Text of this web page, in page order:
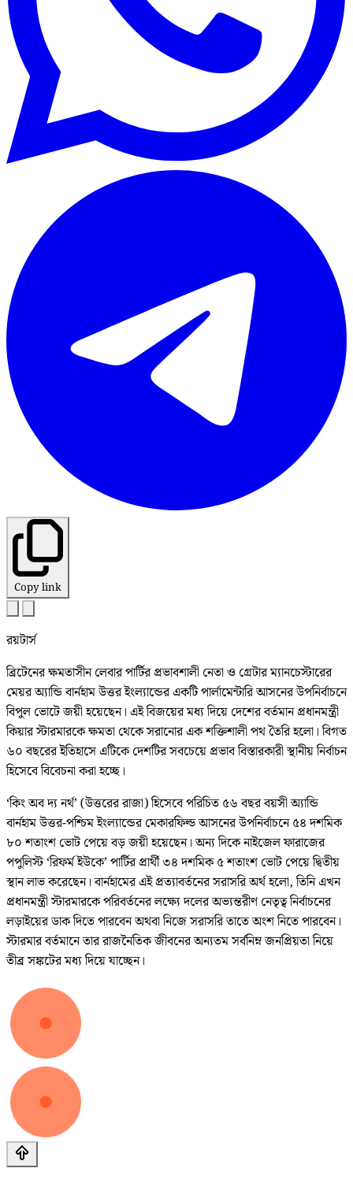
Copy link
রয়টার্স
ব্রিটেনের ক্ষমতাসীন লেবার পার্টির প্রভাবশালী নেতা ও গ্রেটার ম্যানচেস্টারের
মেয়র অ্যান্ডি বার্নহাম উত্তর ইংল্যান্ডের একটি পার্লামেন্টারি আসনের উপনির্বাচনে
বিপুল ভোটে জয়ী হয়েছেন। এই বিজয়ের মধ্য দিয়ে দেশের বর্তমান প্রধানমন্ত্রী
কিয়ার স্টারমারকে ক্ষমতা থেকে সরানোর এক শক্তিশালী পথ তৈরি হলো। বিগত
৬০ বছরের ইতিহাসে এটিকে দেশটির সবচেয়ে প্রভাব বিস্তারকারী স্থানীয় নির্বাচন
হিসেবে বিবেচনা করা হচ্ছে।
‘কিং অব দ্য নর্থ’ (উত্তরের রাজা) হিসেবে পরিচিত ৫৬ বছর বয়সী অ্যান্ডি
বার্নহাম উত্তর-পশ্চিম ইংল্যান্ডের মেকারফিল্ড আসনের উপনির্বাচনে ৫৪ দশমিক
৮০ শতাংশ ভোট পেয়ে বড় জয়ী হয়েছেন। অন্য দিকে নাইজেল ফারাজের
পপুলিস্ট ‘রিফর্ম ইউকে’ পার্টির প্রার্থী ৩৪ দশমিক ৫ শতাংশ ভোট পেয়ে দ্বিতীয়
স্থান লাভ করেছেন। বার্নহামের এই প্রত্যাবর্তনের সরাসরি অর্থ হলো, তিনি এখন
প্রধানমন্ত্রী স্টারমারকে পরিবর্তনের লক্ষ্যে দলের অভ্যন্তরীণ নেতৃত্ব নির্বাচনের
লড়াইয়ের ডাক দিতে পারবেন অথবা নিজে সরাসরি তাতে অংশ নিতে পারবেন।
স্টারমার বর্তমানে তার রাজনৈতিক জীবনের অন্যতম সর্বনিম্ন জনপ্রিয়তা নিয়ে
তীব্র সঙ্কটের মধ্য দিয়ে যাচ্ছেন।